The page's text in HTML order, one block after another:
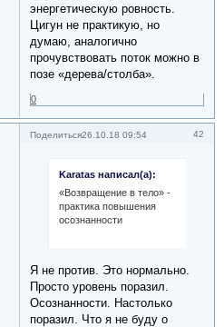
энергетическую ровность.
Цигун не практикую, но
думаю, аналогично
прочувствовать поток можно в
позе «дерева/столба».
0
Поделиться 42
26.10.18 09:54
Karatas написал(а):
«Возвращение в тело» -
практика повышения
осознанности
Я не против. Это нормально.
Просто уровень поразил.
Осознанности. Настолько
поразил. Что я не буду о